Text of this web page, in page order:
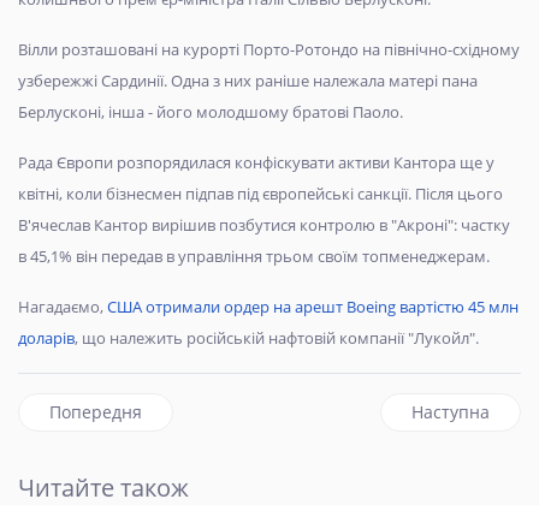
Вілли розташовані на курорті Порто-Ротондо на північно-східному
узбережжі Сардинії. Одна з них раніше належала матері пана
Берлусконі, інша - його молодшому братові Паоло.
Рада Європи розпорядилася конфіскувати активи Кантора ще у
квітні, коли бізнесмен підпав під європейські санкції. Після цього
В'ячеслав Кантор вирішив позбутися контролю в "Акроні": частку
в 45,1% він передав в управління трьом своїм топменеджерам.
Нагадаємо,США отримали ордер на арешт Boeing вартістю 45 млн
доларів, що належить російській нафтовій компанії "Лукойл".
Попередня стаття: Похолодання та дощі з грозами: якою
Попередня наступна
Наступна
Читайте також